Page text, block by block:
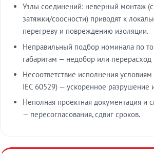
Узлы соединений: неверный монтаж
затяжки/соосности) приводят к
перегреву и повреждению изоляции.
Неправильный подбор номинала по
габаритам — недобор или перерасход
Несоответствие исполнения
IEC 60529) — ускоренное разрушение
Неполная проектная документация и
— пересогласования, сдвиг сроков.